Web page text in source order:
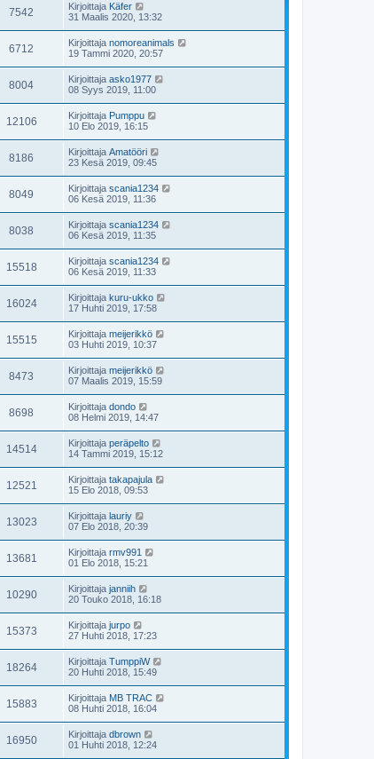
7542 Kirjoittaja Käfer
31 Maalis 2020, 13:32
6712 Kirjoittaja nomoreanimals
19 Tammi 2020, 20:57
8004 Kirjoittaja asko1977
08 Syys 2019, 11:00
12106 Kirjoittaja Pumppu
10 Elo 2019, 16:15
8186 Kirjoittaja Amatööri
23 Kesä 2019, 09:45
8049 Kirjoittaja scania1234
06 Kesä 2019, 11:36
8038 Kirjoittaja scania1234
06 Kesä 2019, 11:35
15518 Kirjoittaja scania1234
06 Kesä 2019, 11:33
16024 Kirjoittaja kuru-ukko
17 Huhti 2019, 17:58
15515 Kirjoittaja meijerikkö
03 Huhti 2019, 10:37
8473 Kirjoittaja meijerikkö
07 Maalis 2019, 15:59
8698 Kirjoittaja dondo
08 Helmi 2019, 14:47
14514 Kirjoittaja peräpelto
14 Tammi 2019, 15:12
12521 Kirjoittaja takapajula
15 Elo 2018, 09:53
13023 Kirjoittaja lauriy
07 Elo 2018, 20:39
13681 Kirjoittaja rmv991
01 Elo 2018, 15:21
10290 Kirjoittaja janniih
20 Touko 2018, 16:18
15373 Kirjoittaja jurpo
27 Huhti 2018, 17:23
18264 Kirjoittaja TumppiW
20 Huhti 2018, 15:49
15883 Kirjoittaja MB TRAC
08 Huhti 2018, 16:04
16950 Kirjoittaja dbrown
01 Huhti 2018, 12:24